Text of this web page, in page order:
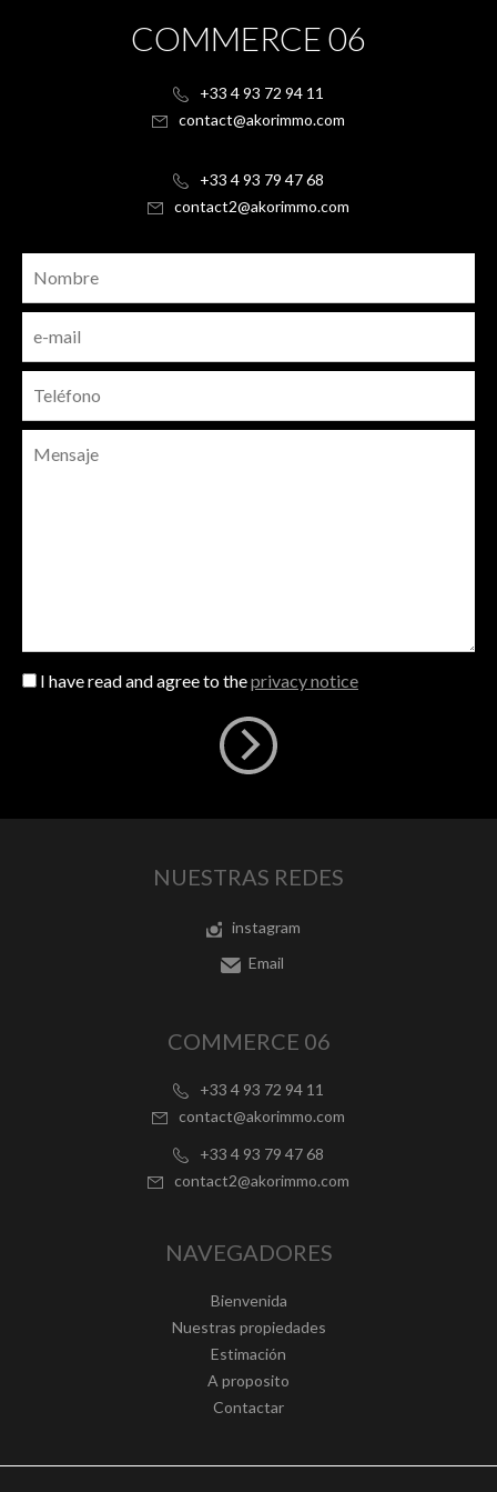
COMMERCE 06
+33 4 93 72 94 11
contact@akorimmo.com
+33 4 93 79 47 68
contact2@akorimmo.com
I have read and agree to theprivacy notice
NUESTRAS REDES
instagram
Email
COMMERCE 06
+33 4 93 72 94 11
contact@akorimmo.com
+33 4 93 79 47 68
contact2@akorimmo.com
NAVEGADORES
Bienvenida
Nuestras propiedades
Estimación
A proposito
Contactar